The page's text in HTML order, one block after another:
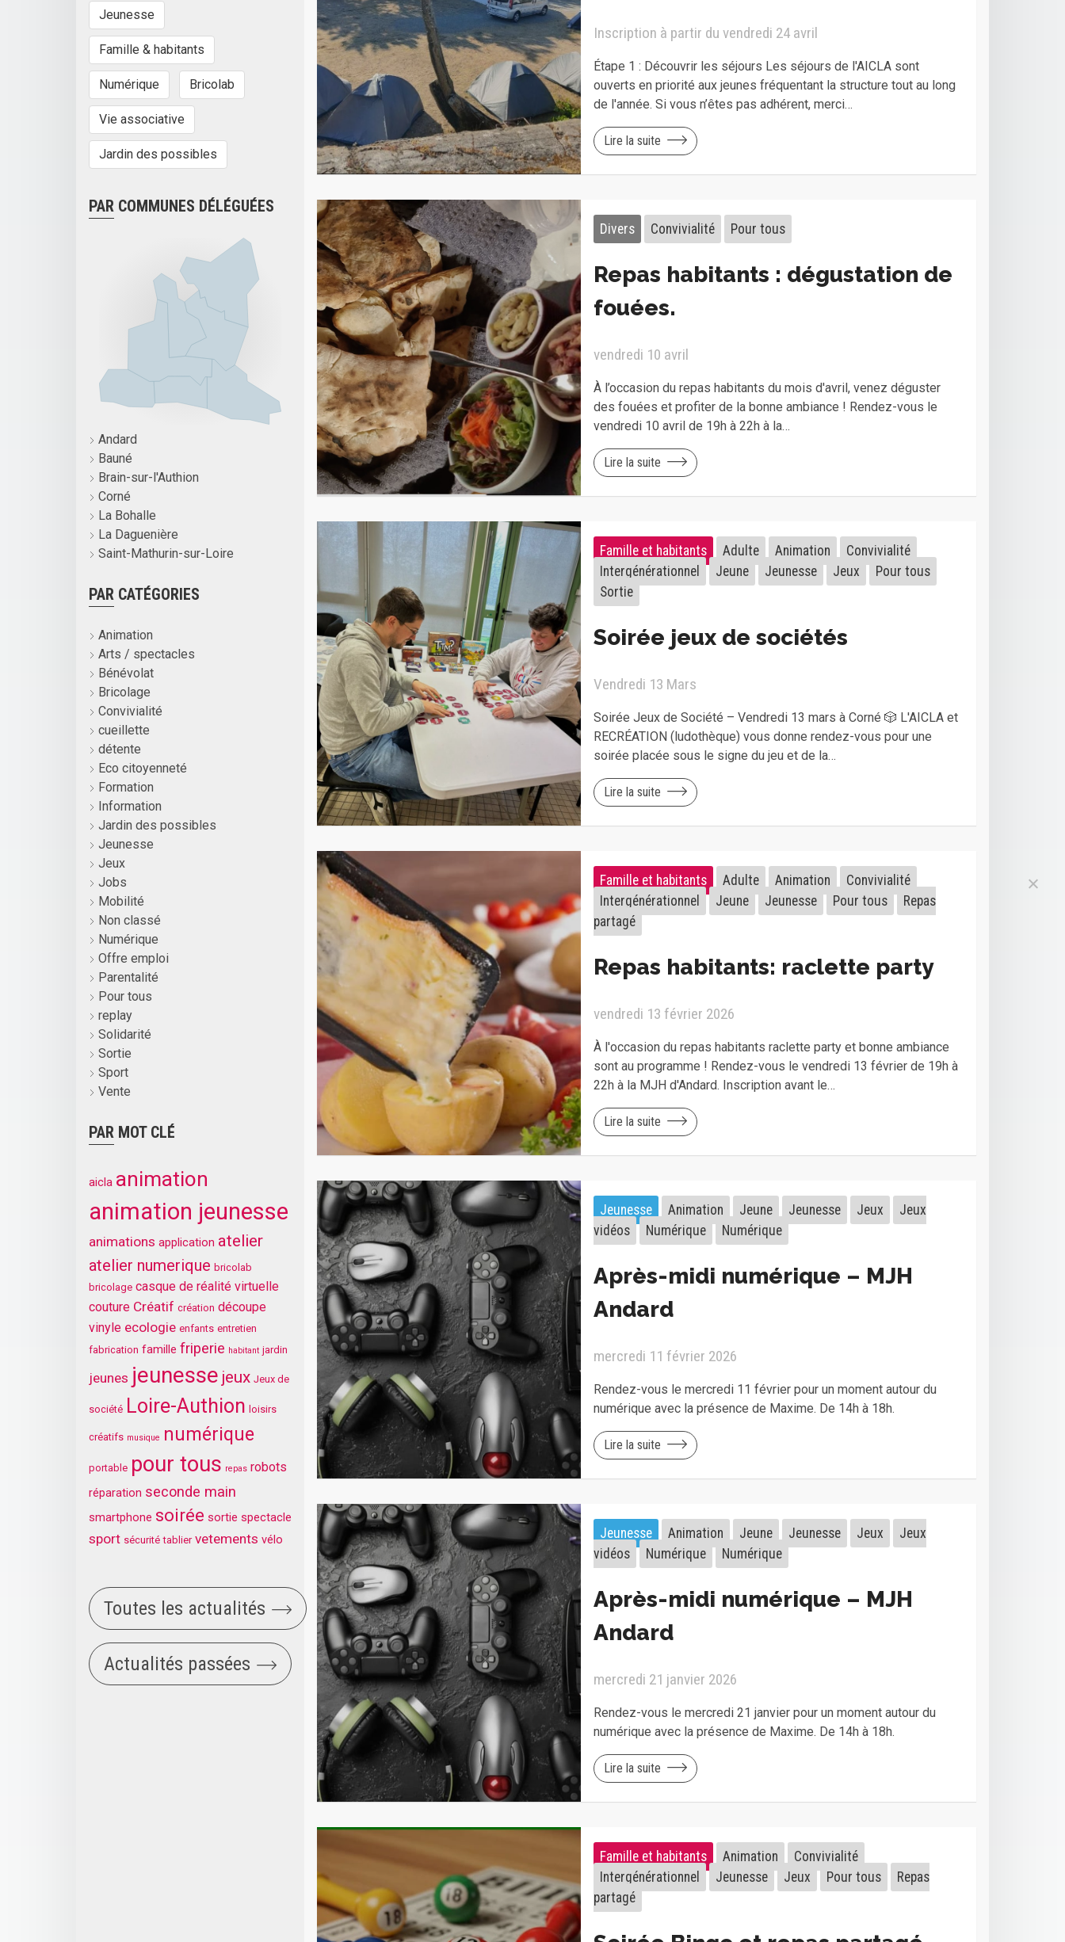
Jeunesse
Famille & habitants
Numérique Bricolab
Vie associative
Jardin des possibles
PAR COMMUNES DÉLÉGUÉES
Andard
Bauné
Brain-sur-l'Authion
Corné
La Bohalle
La Daguenière
Saint-Mathurin-sur-Loire
PAR CATÉGORIES
Animation
Arts / spectacles
Bénévolat
Bricolage
Convivialité
cueillette
détente
Eco citoyenneté
Formation
Information
Jardin des possibles
Jeunesse
Jeux
Jobs
Mobilité
Non classé
Numérique
Offre emploi
Parentalité
Pour tous
replay
Solidarité
Sortie
Sport
Vente
PAR MOT CLÉ
aicla animation
animation jeunesse
animations application atelier
atelier numerique bricolab
bricolage casque de réalité virtuelle
couture Créatif création découpe
vinyle ecologie enfants entretien
fabrication famille friperie habitant jardin
jeunes jeunesse jeux Jeux de
société Loire-Authion loisirs
créatifs musique numérique
portable pour tous repas robots
réparation seconde main
smartphone soirée sortie spectacle
sport sécurité tablier vetements vélo
Toutes les actualités
Actualités passées
Inscription à partir du vendredi 24 avril
Étape 1 : Découvrir les séjours Les séjours de l'AICLA sont
ouverts en priorité aux jeunes fréquentant la structure tout au long
de l'année. Si vous n’êtes pas adhérent, merci…
Lire la suite
Divers Convivialité Pour tous
Repas habitants : dégustation de
fouées.
vendredi 10 avril
À l’occasion du repas habitants du mois d'avril, venez déguster
des fouées et profiter de la bonne ambiance ! Rendez-vous le
vendredi 10 avril de 19h à 22h à la…
Lire la suite
Famille et habitants Adulte Animation
Convivialité
Intergénérationnel
Jeune Jeunesse Jeux
Pour tous
Sortie
Soirée jeux de sociétés
Vendredi 13 Mars
Soirée Jeux de Société – Vendredi 13 mars à Corné 🎲 L'AICLA et
RECRÉATION (ludothèque) vous donne rendez-vous pour une
soirée placée sous le signe du jeu et de la…
Lire la suite
Famille et habitants Adulte Animation
Convivialité
Intergénérationnel
Jeune Jeunesse Pour tous
Repas
partagé
Repas habitants: raclette party
vendredi 13 février 2026
À l'occasion du repas habitants raclette party et bonne ambiance
sont au programme ! Rendez-vous le vendredi 13 février de 19h à
22h à la MJH d'Andard. Inscription avant le…
Lire la suite
Jeunesse Animation Jeune Jeunesse Jeux
Jeux
vidéos
Numérique Numérique
Après-midi numérique – MJH
Andard
mercredi 11 février 2026
Rendez-vous le mercredi 11 février pour un moment autour du
numérique avec la présence de Maxime. De 14h à 18h.
Lire la suite
Jeunesse Animation Jeune Jeunesse Jeux
Jeux
vidéos
Numérique Numérique
Après-midi numérique – MJH
Andard
mercredi 21 janvier 2026
Rendez-vous le mercredi 21 janvier pour un moment autour du
numérique avec la présence de Maxime. De 14h à 18h.
Lire la suite
Famille et habitants Animation
Convivialité
Intergénérationnel
Jeunesse Jeux Pour tous
Repas
partagé